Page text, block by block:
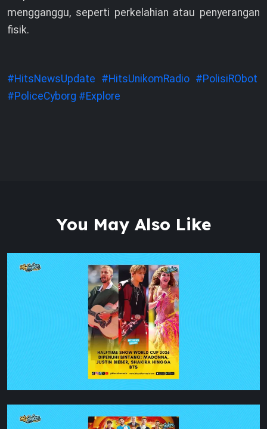
mengganggu, seperti perkelahian atau penyerangan
fisik.
#HitsNewsUpdate #HitsUnikomRadio #PolisiRObot
#PoliceCyborg #Explore
You May Also Like